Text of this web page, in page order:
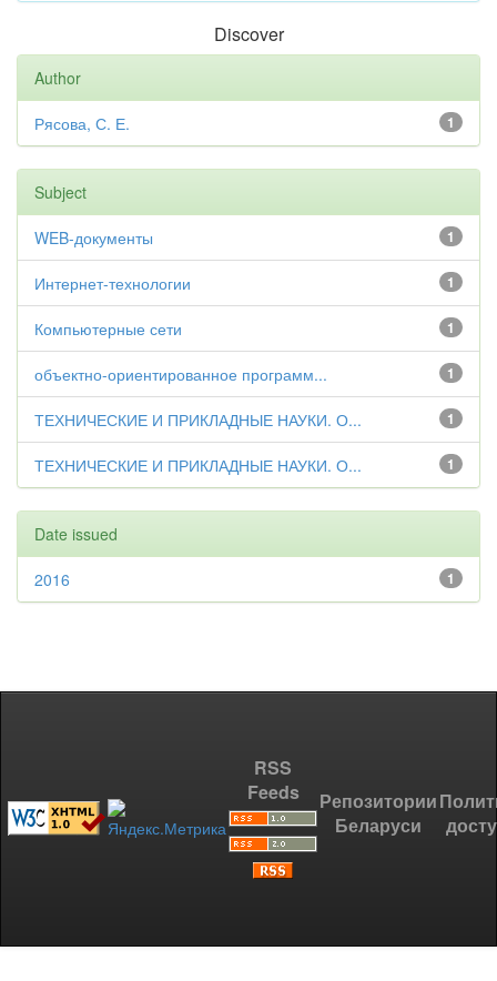
Discover
Author
1
Рясова, С. Е.
Subject
1
WEB-документы
1
Интернет-технологии
1
Компьютерные сети
1
объектно-ориентированное программ...
1
ТЕХНИЧЕСКИЕ И ПРИКЛАДНЫЕ НАУКИ. О...
1
ТЕХНИЧЕСКИЕ И ПРИКЛАДНЫЕ НАУКИ. О...
Date issued
1
2016
RSS
Feeds
Репозитории
Беларуси